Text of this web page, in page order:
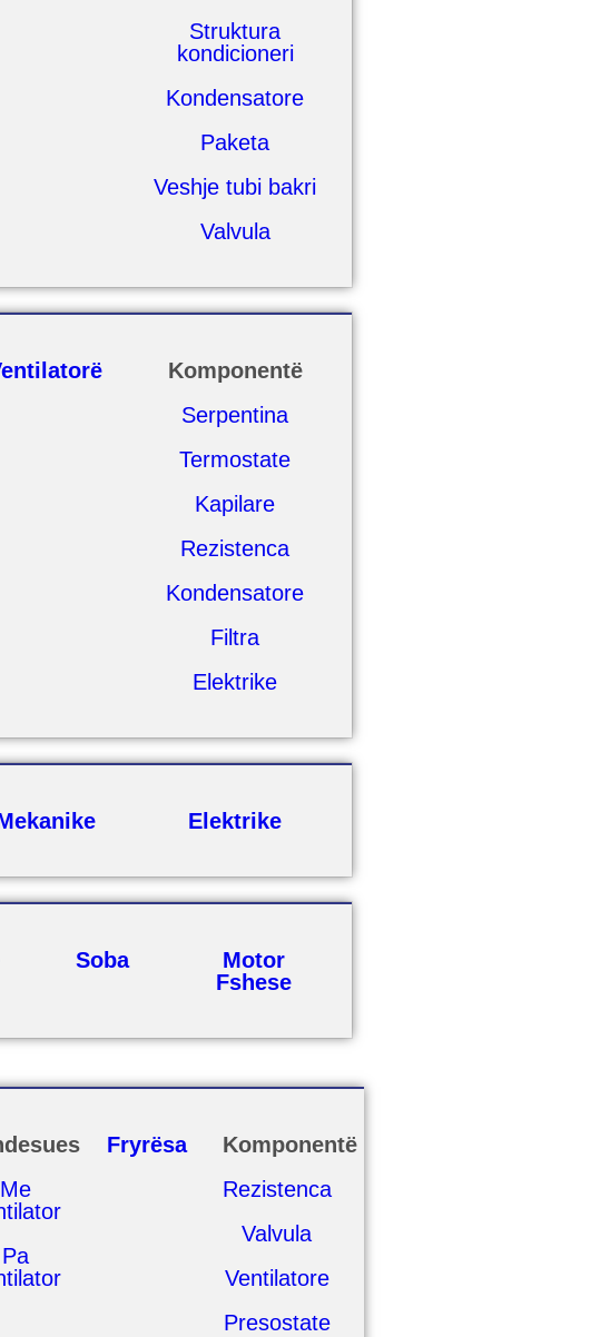
Struktura
kondicioneri
Kondensatore
Paketa
Veshje tubi bakri
Valvula
Komponentë
Serpentina
Termostate
Kapilare
Rezistenca
Kondensatore
Filtra
Elektrike
Elektrike
Soba
Motor
Fshese
Me
Pa
Fryrësa
Komponentë
Rezistenca
Valvula
Ventilatore
Presostate